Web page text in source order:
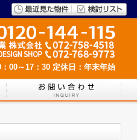
00～17：30 定休日：年末年始